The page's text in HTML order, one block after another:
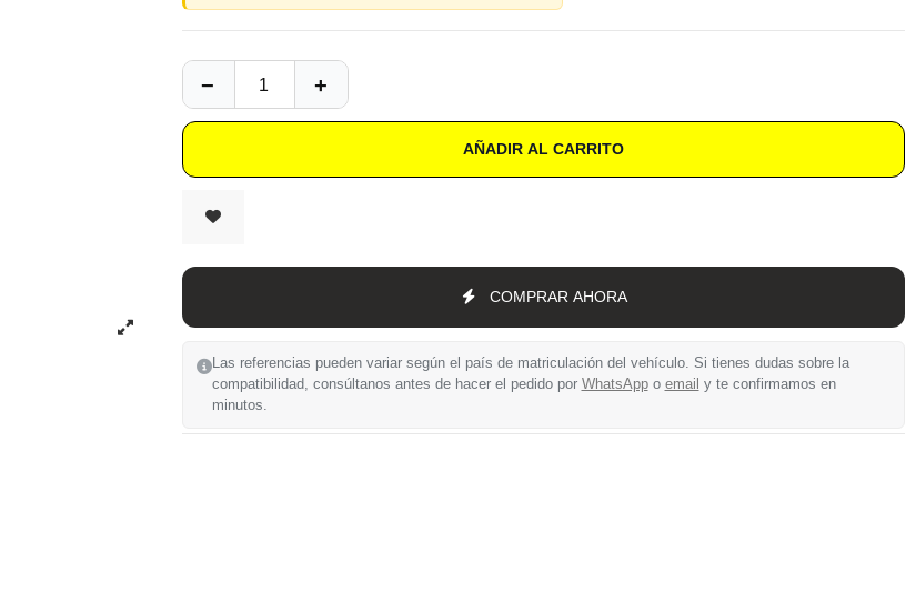
AÑADIR AL CARRITO
COMPRAR AHORA
Las referencias pueden variar según el país de matriculación del vehículo. Si tienes dudas sobre la
compatibilidad, consúltanos antes de hacer el pedido por WhatsAppo email y te confirmamos en
minutos.